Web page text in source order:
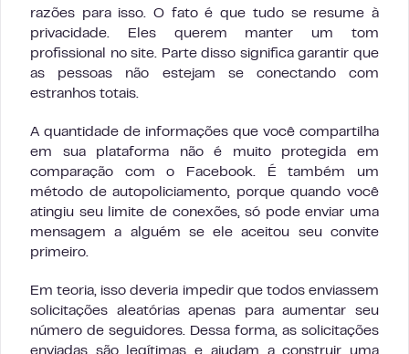
razões para isso. O fato é que tudo se resume à
privacidade. Eles querem manter um tom
profissional no site. Parte disso significa garantir que
as pessoas não estejam se conectando com
estranhos totais.
A quantidade de informações que você compartilha
em sua plataforma não é muito protegida em
comparação com o Facebook. É também um
método de autopoliciamento, porque quando você
atingiu seu limite de conexões, só pode enviar uma
mensagem a alguém se ele aceitou seu convite
primeiro.
Em teoria, isso deveria impedir que todos enviassem
solicitações aleatórias apenas para aumentar seu
número de seguidores. Dessa forma, as solicitações
enviadas são legítimas e ajudam a construir uma